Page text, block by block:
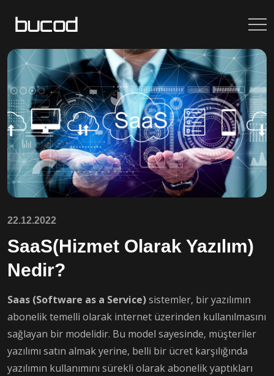
22.12.2022
SaaS(Hizmet Olarak Yazılım)
Nedir?
Saas (Software as a Service)sistemler, bir yazılımın
abonelik temelli olarak internet üzerinden kullanılmasını
sağlayan bir modelidir. Bu model sayesinde, müşteriler
yazılımı satın almak yerine, belli bir ücret karşılığında
yazılımın kullanımını sürekli olarak abonelik yaptıkları